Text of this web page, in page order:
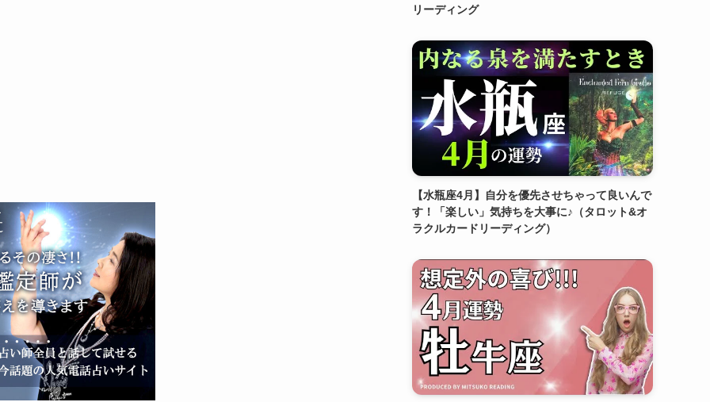
リーディング
【水瓶座4月】自分を優先させちゃって良いんで
す！「楽しい」気持ちを大事に♪（タロット&オ
ラクルカードリーディング）